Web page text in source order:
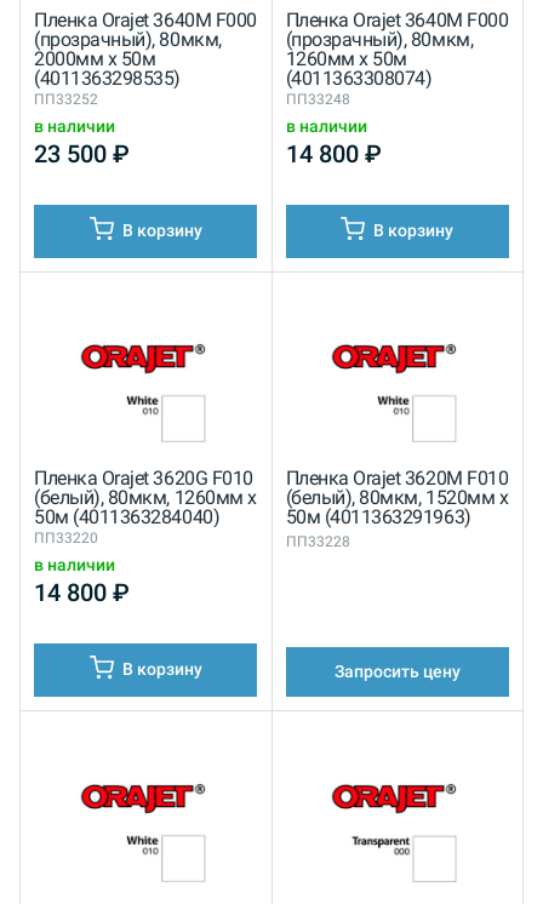
Пленка Orajet 3640M F000
(прозрачный), 80мкм,
2000мм x 50м
(4011363298535)
ПП33252
в наличии
23 500₽
В корзину
Пленка Orajet 3640M F000
(прозрачный), 80мкм,
1260мм x 50м
(4011363308074)
ПП33248
в наличии
14 800 ₽
В корзину
Пленка Orajet 3620G F010
(белый), 80мкм, 1260мм x
50м (4011363284040)
ПП33220
в наличии
14 800₽
В корзину
Пленка Orajet 3620M F010
(белый), 80мкм, 1520мм x
50м (4011363291963)
ПП33228
Запросить цену